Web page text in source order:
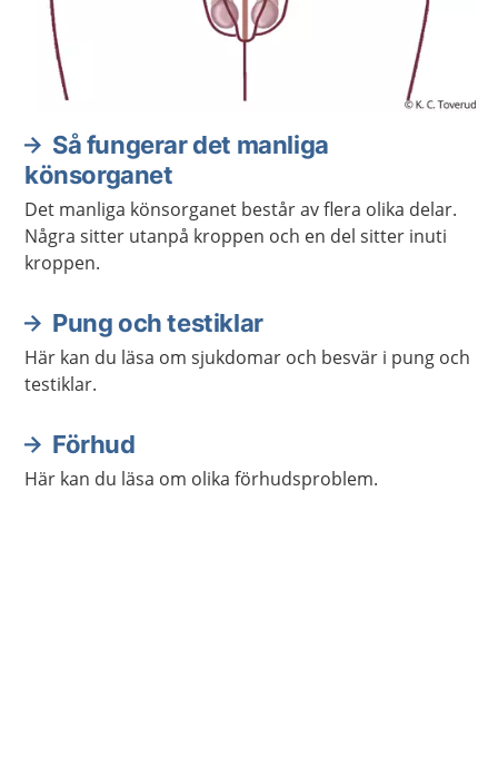
Så fungerar det manliga
könsorganet
Det manliga könsorganet består av flera olika delar.
Några sitter utanpå kroppen och en del sitter inuti
kroppen.
Pung och testiklar
Här kan du läsa om sjukdomar och besvär i pung och
testiklar.
Förhud
Här kan du läsa om olika förhudsproblem.